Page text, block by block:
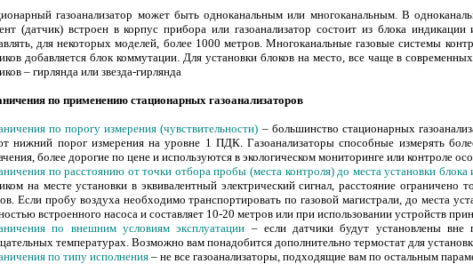
газоанализатор может быть одноканальным или многоканальным. В
(датчик) встроен в корпус прибора или газоанализатор состоит из блока
для некоторых моделей, более 1000 метров. Многоканальные газовые системы
добавляется блок коммутации. Для установки блоков на место, все чаще в
– гирлянда или звезда-гирлянда
по применению стационарных газоанализаторов
по порогу измерения (чувствительности) – большинство стационарных
нижний порог измерения на уровне 1 ПДК. Газоанализаторы способные измерять
более дорогие по цене и используются в экологическом мониторинге или контроле
по расстоянию от точки отбора пробы (места контроля) до места установки блока
на месте установки в эквивалентный электрический сигнал, расстояние
Если пробу воздуха необходимо транспортировать по газовой магистрали, до места
встроенного насоса и составляет 10-20 метров или при использовании устройств
по внешним условиям эксплуатации – если датчики будут установлены
температурах. Возможно вам понадобится дополнительно термостат для
по типу исполнения– не все газоанализаторы, подходящие вам по остальным